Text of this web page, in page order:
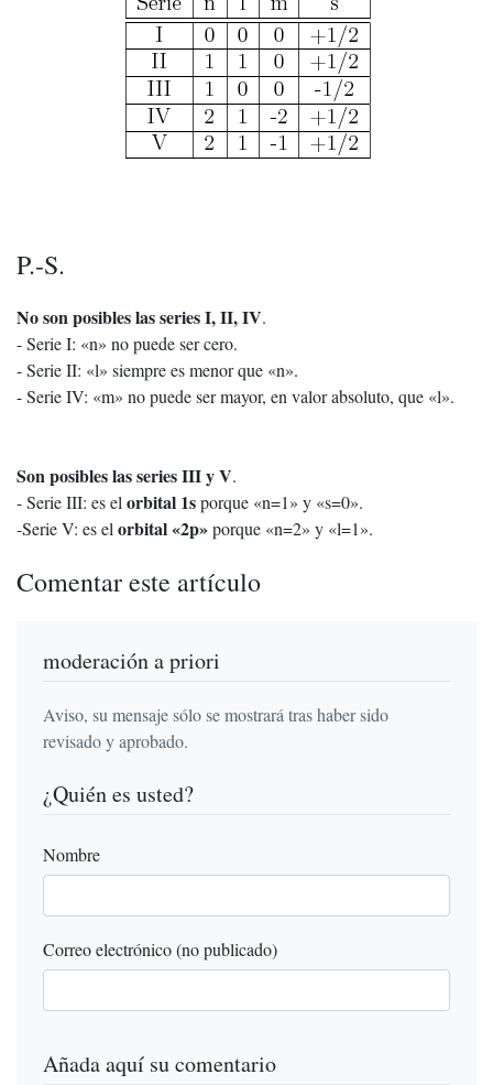
P.-S.
No son posibles las series I, II, IV.
- Serie I: «n» no puede ser cero.
- Serie II: «l» siempre es menor que «n».
- Serie IV: «m» no puede ser mayor, en valor absoluto, que «l».
Son posibles las series III y V.
- Serie III: es el orbital 1sporque «n=1» y «s=0».
-Serie V: es el orbital «2p»porque «n=2» y «l=1».
Comentar este artículo
moderación a priori
Aviso, su mensaje sólo se mostrará tras haber sido
revisado y aprobado.
¿Quién es usted?
Nombre
Correo electrónico (no publicado)
Añada aquí su comentario